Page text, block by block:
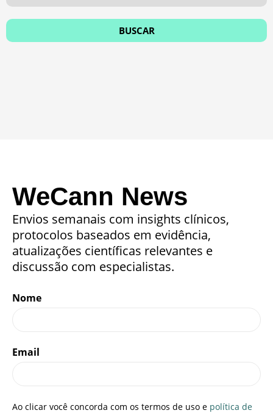
WeCann News
Envios semanais com insights clínicos,
protocolos baseados em evidência,
atualizações científicas relevantes e
discussão com especialistas.
Nome
Email
Ao clicar você concorda com os termos de uso e política de